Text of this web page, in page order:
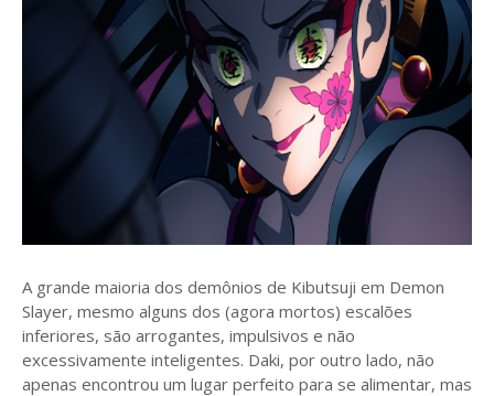
A grande maioria dos demônios de Kibutsuji em Demon
Slayer, mesmo alguns dos (agora mortos) escalões
inferiores, são arrogantes, impulsivos e não
excessivamente inteligentes. Daki, por outro lado, não
apenas encontrou um lugar perfeito para se alimentar, mas